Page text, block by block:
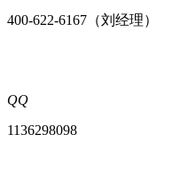
400-622-6167（刘经理）
QQ
1136298098